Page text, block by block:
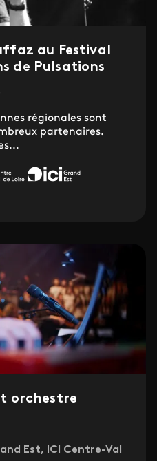
au Festival
de Pulsations
régionales sont
partenaires.
orchestre
Est, ICI Centre-Val